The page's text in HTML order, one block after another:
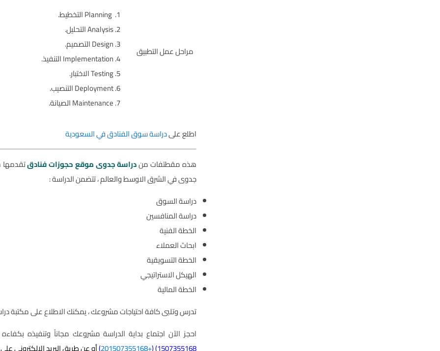
مراحل عمل التطبيق
Planning التخطيط.
Analysis التحليل.
Design التصميم.
Implementation التنفيذ.
Testing الاختبار.
Deployment التنصيب.
Maintenance الصيانة.
اطلع علىدراسة سوق الفنادق في السعودية
هذه مقطتفات مندراسة جدوى موقع حجوزات فنادق
جدوى في الشرق الاوسط والعالم ، تتضمن الدراسة :
دراسة السوق
دراسة المنافسين
الخطة الفنية
ابحاث العملاء
الخطة التسويقية
الهيكل الاستراتيجي
الخطة المالية
تدرس وتلبى كافة احتياجات مشروعك ، يمكنك الاطلاع على مكتبة
احجز الآن اجتماع بداية الدراسة مشروعك مجاناً وتنفيذه